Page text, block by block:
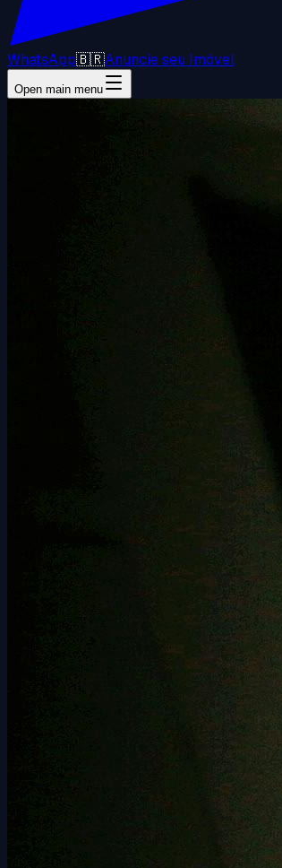
WhatsApp🇧🇷Anuncie seu Imóvel
Open main menu